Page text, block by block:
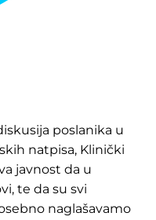
poslanika u
natpisa, Klinički
javnost da u
te da su svi
naglašavamo